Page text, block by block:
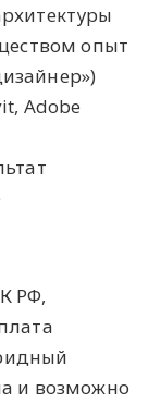
опыт
Adobe
РФ,
и возможно